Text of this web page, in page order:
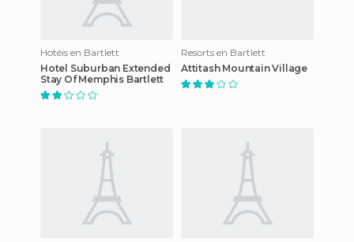
Hotéis en Bartlett
Hotel Suburban Extended
Stay Of Memphis Bartlett
Resorts en Bartlett
Attitash Mountain Village